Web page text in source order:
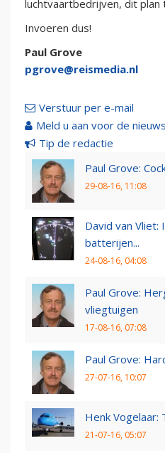
luchtvaartbedrijven, dit plan
Invoeren dus!
Paul Grove
pgrove@reismedia.nl
Verstuur per e-mail
Meld u aan voor de
Tip de redactie
Paul Grove:
29-08-16, 11:08
David van Vliet:
batterijen...
24-08-16, 04:08
Paul Grove:
vliegtuigen
17-08-16, 07:08
Paul Grove:
27-07-16, 10:07
Henk Vogelaar:
21-07-16, 05:07